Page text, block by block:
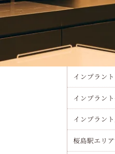
イン
インプラン